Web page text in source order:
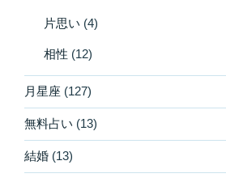
片思い (4)
相性 (12)
月星座 (127)
無料占い (13)
結婚 (13)